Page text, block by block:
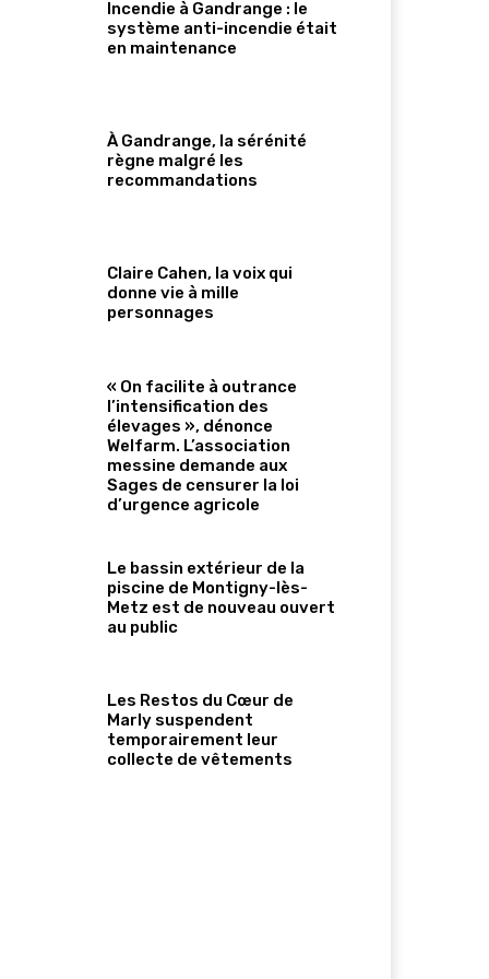
Incendie à Gandrange : le
système anti-incendie était
en maintenance
À Gandrange, la sérénité
règne malgré les
recommandations
Claire Cahen, la voix qui
donne vie à mille
personnages
« On facilite à outrance
l’intensification des
élevages », dénonce
Welfarm. L’association
messine demande aux
Sages de censurer la loi
d’urgence agricole
Le bassin extérieur de la
piscine de Montigny-lès-
Metz est de nouveau ouvert
au public
Les Restos du Cœur de
Marly suspendent
temporairement leur
collecte de vêtements